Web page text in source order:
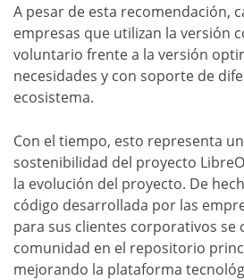
A pesar de esta recomendación,
empresas que utilizan la versión
voluntario frente a la versión
necesidades y con soporte de
ecosistema.
Con el tiempo, esto representa
sostenibilidad del proyecto
la evolución del proyecto. De
código desarrollada por las
para sus clientes corporativos se
comunidad en el repositorio
mejorando la plataforma